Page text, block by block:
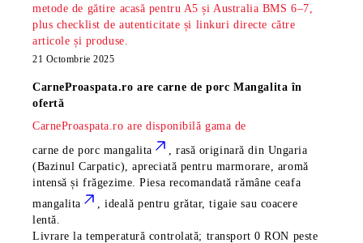
metode de gătire acasă pentru A5 și Australia BMS 6–7,
plus checklist de autenticitate și linkuri directe către
articole și produse.
21 Octombrie 2025
CarneProaspata.ro arecarne de porc Mangalita în
ofertă
CarneProaspata.ro are disponibilă gama de
carne de porc mangalita
, rasă originară din Ungaria
(Bazinul Carpatic), apreciată pentru marmorare, aromă
intensă și frăgezime. Piesa recomandată rămâneceafa
mangalita
, ideală pentru grătar, tigaie sau coacere
lentă.
Livrare la temperatură controlată; transport 0 RON peste